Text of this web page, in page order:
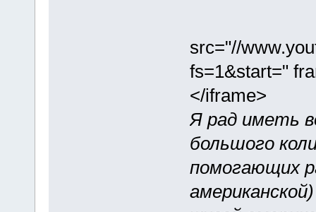
src="//
fs=1&start="
</iframe>
Я рад иметь
большого
помогающих